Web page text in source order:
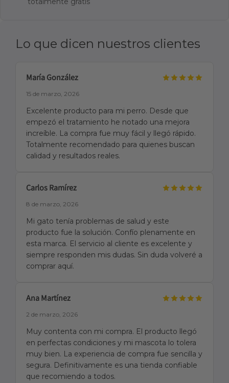
Lo que dicen nuestros clientes
María González
15 de marzo, 2026
Excelente producto para mi perro. Desde que
empezó el tratamiento he notado una mejora
increíble. La compra fue muy fácil y llegó rápido.
Totalmente recomendado para quienes buscan
calidad y resultados reales.
Carlos Ramírez
8 de marzo, 2026
Mi gato tenía problemas de salud y este
producto fue la solución. Confío plenamente en
esta marca. El servicio al cliente es excelente y
siempre responden mis dudas. Sin duda volveré a
comprar aquí.
Ana Martínez
2 de marzo, 2026
Muy contenta con mi compra. El producto llegó
en perfectas condiciones y mi mascota lo tolera
muy bien. La experiencia de compra fue sencilla y
segura. Definitivamente es una tienda confiable
que recomiendo a todos.